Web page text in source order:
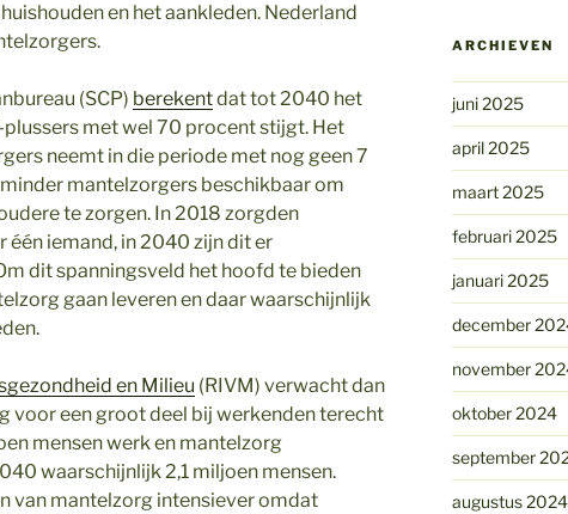
en het aankleden. Nederland
(SCP) berekentdat tot 2040 het
met wel 70 procent stijgt. Het
neemt in die periode met nog geen 7
mantelzorgers beschikbaar om
te zorgen. In 2018 zorgden
iemand, in 2040 zijn dit er
dit spanningsveld het hoofd te bieden
gaan leveren en daar waarschijnlijk
en Milieu (RIVM) verwacht dan
voor een groot deel bij werkenden terecht
mensen werk en mantelzorg
waarschijnlijk 2,1 miljoen mensen.
van mantelzorg intensiever omdat
ARCHIEVEN
juni 2025
april 2025
maart 2025
februari 2025
januari 2025
december
november
oktober 2024
september
augustus 2024